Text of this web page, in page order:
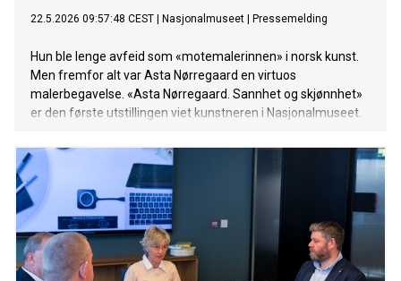
22.5.2026 09:57:48 CEST Nasjonalmuseet Pressemelding
Hun ble lenge avfeid som «motemalerinnen» i norsk kunst.
Men fremfor alt var Asta Nørregaard en virtuos
malerbegavelse. «Asta Nørregaard. Sannhet og skjønnhet»
er den første utstillingen viet kunstneren i Nasjonalmuseet.